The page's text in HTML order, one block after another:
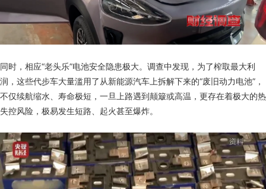
同时，相应“老头乐”电池安全隐患极大。调查中发现，为了榨取最大利
润，这些代步车大量滥用了从新能源汽车上拆解下来的“废旧动力电池”，
不仅续航缩水、寿命极短，一旦上路遇到颠簸或高温，更存在着极大的热
失控风险，极易发生短路、起火甚至爆炸。